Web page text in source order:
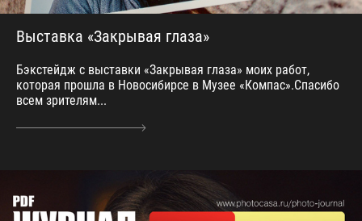
Выставка «Закрывая глаза»
Бэкстейдж с выставки «Закрывая глаза» моих работ,
которая прошла в Новосибирсе в Музее «Компас».Спасибо
всем зрителям...